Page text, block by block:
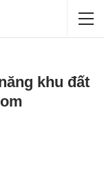
khu đất